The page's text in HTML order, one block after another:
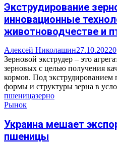
Экструдирование
инновационные
животноводчестве и
Алексей Николашин27.10.20220
Зерновой экструдер – это
зерновых с целью получения
кормов. Под экструдированием
формы и структуры зерна в
пшеницазерно
Рынок
Украина мешает
пшеницы